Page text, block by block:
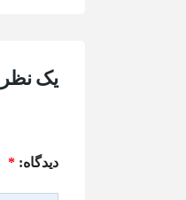
یک نظر
ديدگاه: *